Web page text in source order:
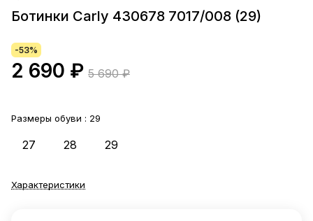
Ботинки Carly 430678 7017/008 (29)
-53%
2 690 ₽ 5 690 ₽
Размеры обуви : 29
27 28 29
Характеристики